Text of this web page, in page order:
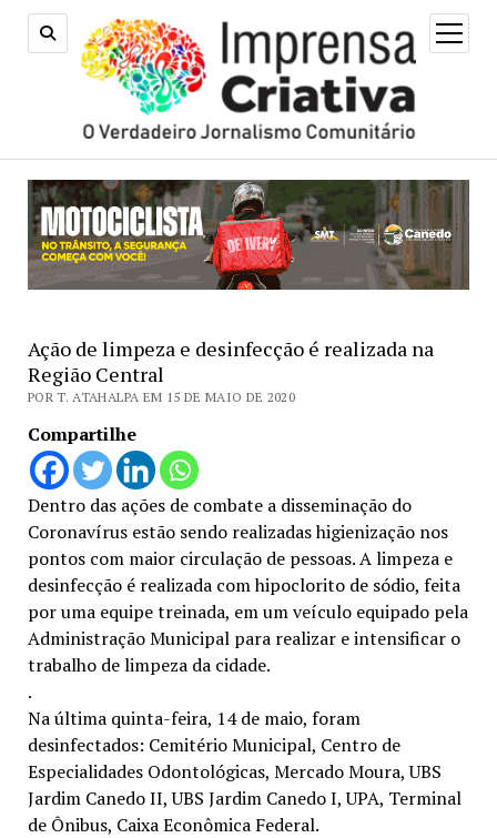
open
menu
Ação de limpeza e desinfecção é realizada na
Região Central
POR T. ATAHALPA EM 15 DE MAIO DE 2020
Compartilhe
Dentro das ações de combate a disseminação do
Coronavírus estão sendo realizadas higienização nos
pontos com maior circulação de pessoas. A limpeza e
desinfecção é realizada com hipoclorito de sódio, feita
por uma equipe treinada, em um veículo equipado pela
Administração Municipal para realizar e intensificar o
trabalho de limpeza da cidade.
.
Na última quinta-feira, 14 de maio, foram
desinfectados: Cemitério Municipal, Centro de
Especialidades Odontológicas, Mercado Moura, UBS
Jardim Canedo II, UBS Jardim Canedo I, UPA, Terminal
de Ônibus, Caixa Econômica Federal.